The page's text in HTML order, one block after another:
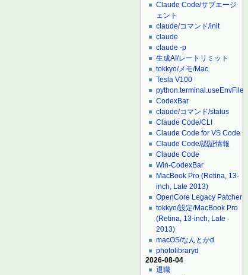
Claude Code/サブエージ
ェント
claude/コマンド/init
claude
claude -p
生成AI/レートリミット
tokkyo/メモ/Mac
Tesla V100
python.terminal.useEnvFile
CodexBar
claude/コマンド/status
Claude Code/CLI
Claude Code for VS Code
Claude Code/認証情報
Claude Code
Win-CodexBar
MacBook Pro (Retina, 13-
inch, Late 2013)
OpenCore Legacy Patcher
tokkyo/設定/MacBook Pro
(Retina, 13-inch, Late
2013)
macOS/なんとかd
photolibraryd
2026-08-04
退職